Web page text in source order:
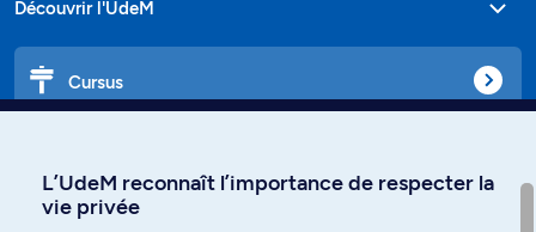
Découvrir l'UdeM
Cursus
L’UdeM reconnaît l’importance de respecter la
vie privée